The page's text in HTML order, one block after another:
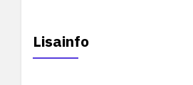
Lisainfo